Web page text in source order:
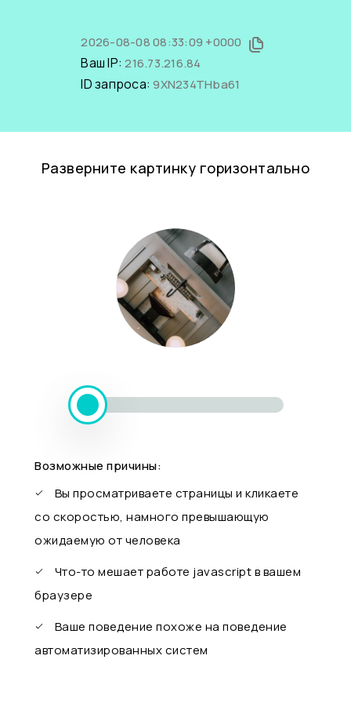
2026-08-08 08:33:09 +0000
Ваш IP:216.73.216.84
ID запроса:9XN234THba61
Разверните картинку горизонтально
Возможные причины:
Вы просматриваете страницы и кликаете
со скоростью, намного превышающую
ожидаемую от человека
Что-то мешает работе javascript в вашем
браузере
Ваше поведение похоже на поведение
автоматизированных систем